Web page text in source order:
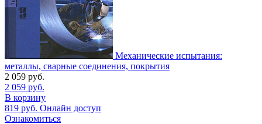
Механические испытания:
металлы, сварные соединения, покрытия
2 059 руб.
2 059 руб.
В корзину
819 руб. Онлайн доступ
Ознакомиться